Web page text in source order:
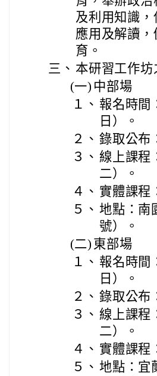
及利用知識，
應用及解讀
育。
三、 本研習工作坊
(一) 中部場
１、 報名時間
日）。
２、 錄取公布
３、 線上課程
二）。
４、 實體課程
５、 地點：南
號）。
(二) 東部場
１、 報名時間
日）。
２、 錄取公布
３、 線上課程
二）。
４、 實體課程
５、 地點：宜